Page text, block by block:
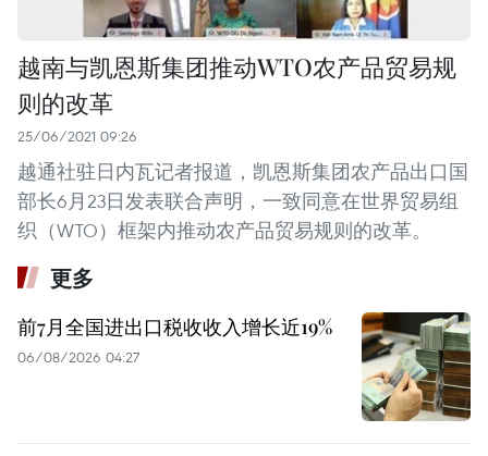
越南与凯恩斯集团推动WTO农产品贸易规
则的改革
25/06/2021 09:26
越通社驻日内瓦记者报道，凯恩斯集团农产品出口国
部长6月23日发表联合声明，一致同意在世界贸易组
织（WTO）框架内推动农产品贸易规则的改革。
更多
前7月全国进出口税收收入增长近19%
06/08/2026 04:27